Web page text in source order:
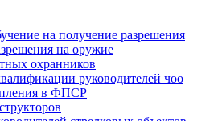
на получение разрешения
на оружие
охранников
руководителей чоо
в ФПСР